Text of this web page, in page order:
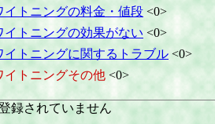
イトニングの料金・値段 <0>
イトニングの効果がない <0>
イトニングに関するトラブル <0>
イトニングその他 <0>
録されていません